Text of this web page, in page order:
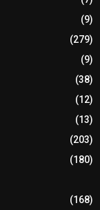
(9)
(279)
(9)
(38)
(12)
(13)
(203)
(180)
(168)